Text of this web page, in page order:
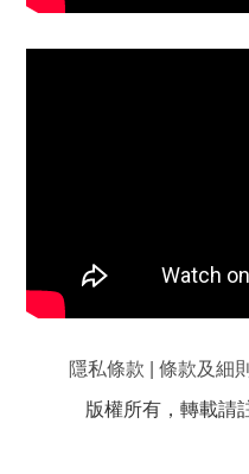
隱私條款 | 條款及細
版權所有，轉載請